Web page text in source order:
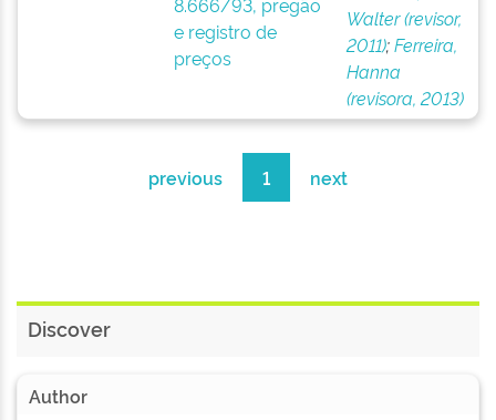
e registro de
preços
Walter (revisor,
2011);Ferreira,
Hanna
(revisora, 2013)
previous 1 next
Discover
Author